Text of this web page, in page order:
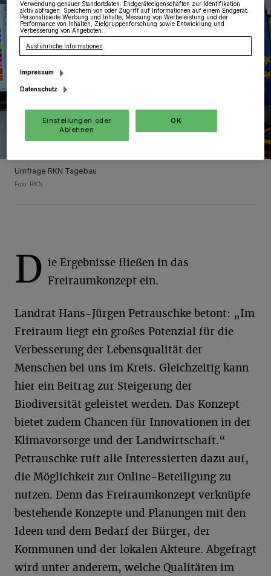
Umfrage RKN Tagebau
Foto: RKN
D ie Ergebnisse fließen in das
Freiraumkonzept ein.
Landrat Hans-Jürgen Petrauschke betont: „Im
Freiraum liegt ein großes Potenzial für die
Verbesserung der Lebensqualität der
Menschen bei uns im Kreis. Gleichzeitig kann
hier ein Beitrag zur Steigerung der
Biodiversität geleistet werden. Das Konzept
bietet zudem Chancen für Innovationen in der
Klimavorsorge und der Landwirtschaft.“
Petrauschke ruft alle Interessierten dazu auf,
die Möglichkeit zur Online-Beteiligung zu
nutzen. Denn das Freiraumkonzept verknüpfe
bestehende Konzepte und Planungen mit den
Ideen und dem Bedarf der Bürger, der
Kommunen und der lokalen Akteure. Abgefragt
wird unter anderem, welche Qualitäten im
Verwendung genauer Standortdaten. Endgeräteeigenschaften zur Identifikation
aktiv abfragen. Speichern von oder Zugriff auf Informationen auf einem Endgerät.
Personalisierte Werbung und Inhalte, Messung von Werbeleistung und der
Performance von Inhalten, Zielgruppenforschung sowie Entwicklung und
Verbesserung von Angeboten.
Ausführliche Informationen
Impressum
Datenschutz
Einstellungen oder
Ablehnen
OK